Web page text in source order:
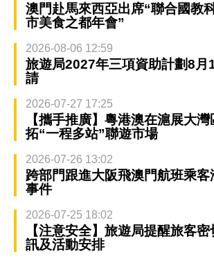
澳門赴馬來西亞出席“聯合國教
市美食之都年會”
2026-08-06 12:59
旅遊局2027年三項資助計劃8月
請
2026-07-27 17:25
【攜手推廣】粵港澳在滬展大
拓“一程多站”聯遊市場
2026-07-26 13:02
跨部門跟進大阪飛澳門航班乘
事件
2026-07-25 18:02
【注意安全】旅遊局提醒旅客
訊及活動安排